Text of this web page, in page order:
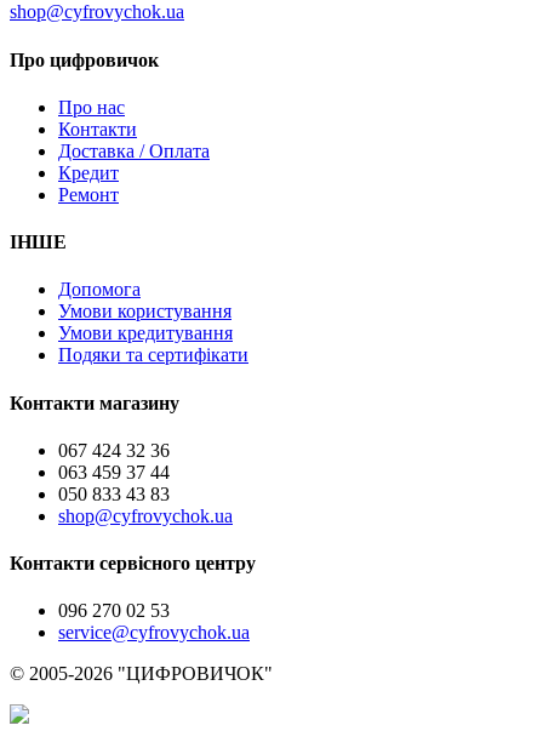
shop@cyfrovychok.ua
Про цифровичок
Про нас
Контакти
Доставка / Оплата
Кредит
Ремонт
ІНШЕ
Допомога
Умови користування
Умови кредитування
Подяки та сертифікати
Контакти магазину
067 424 32 36
063 459 37 44
050 833 43 83
shop@cyfrovychok.ua
Контакти сервісного центру
096 270 02 53
service@cyfrovychok.ua
© 2005-2026 "ЦИФРОВИЧОК"